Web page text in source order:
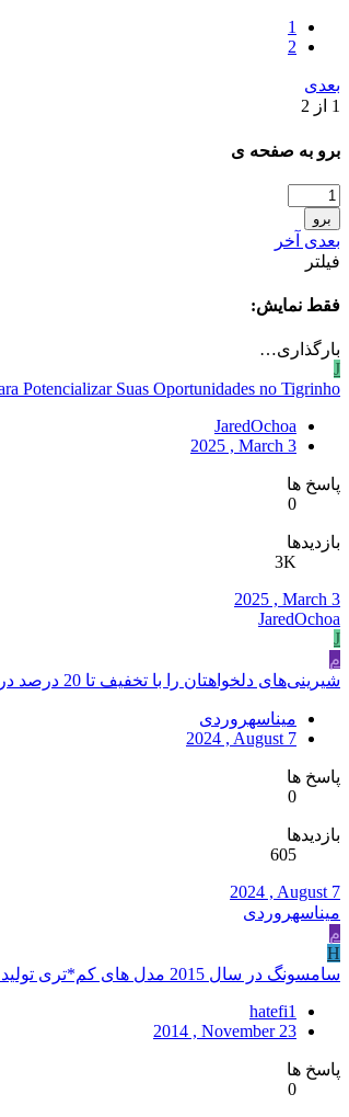
1
2
بعدی
1 از 2
برو به صفحه ی
برو
بعدی آخر
فیلتر
فقط نمایش:
بارگذاری…
J
Potencializar Suas Oportunidades no Tigrinho!
JaredOchoa
2025 , March 3
پاسخ ها
0
بازدیدها
3K
2025 , March 3
JaredOchoa
J
م
شیرینی‌های دلخواهتان را با تخفیف تا 20 درصد در اسنپ فود سفارش دهید!
میناسهروردی
2024 , August 7
پاسخ ها
0
بازدیدها
605
2024 , August 7
میناسهروردی
م
H
سامسونگ در سال 2015 مدل های کم*تری تولید خواهد کرد
hatefi1
2014 , November 23
پاسخ ها
0